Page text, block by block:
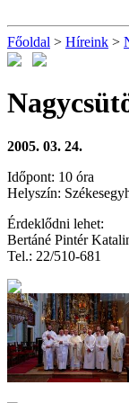
Főoldal > Híreink >
2005. 03. 24.
Időpont: 10 óra
Helyszín:
Érdeklődni lehet:
Bertáné Pintér
Tel.: 22/510-681